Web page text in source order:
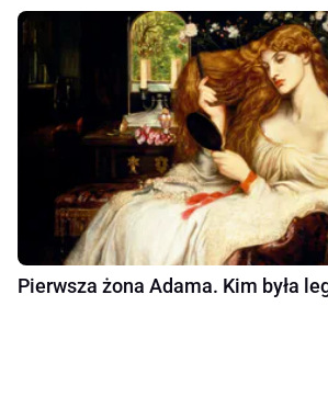
Pierwsza żona Adama. Kim była